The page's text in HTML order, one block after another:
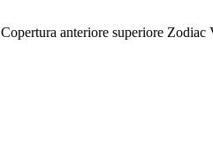
Copertura anteriore superiore